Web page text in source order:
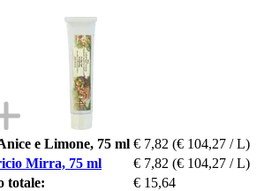
e Limone, 75 ml € 7,82 (€ 104,27 / L)
Mirra, 75 ml
€ 7,82 (€ 104,27 / L)
totale:
€ 15,64